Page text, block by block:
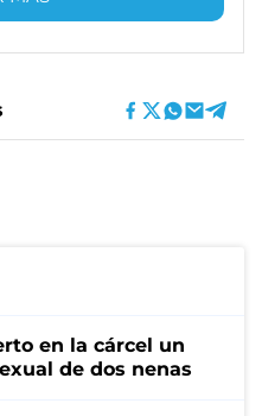
en la cárcel un
de dos nenas